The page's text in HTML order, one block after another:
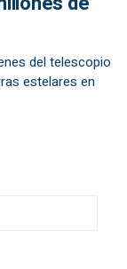
del telescopio
estelares en